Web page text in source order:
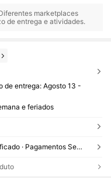
marketplaces
de entrega e atividades.
de entrega:Agosto 13 -
e feriados
Reenviar se o item estiver perdido/danificado · Pagamentos Seguros · Proteção de privacidade